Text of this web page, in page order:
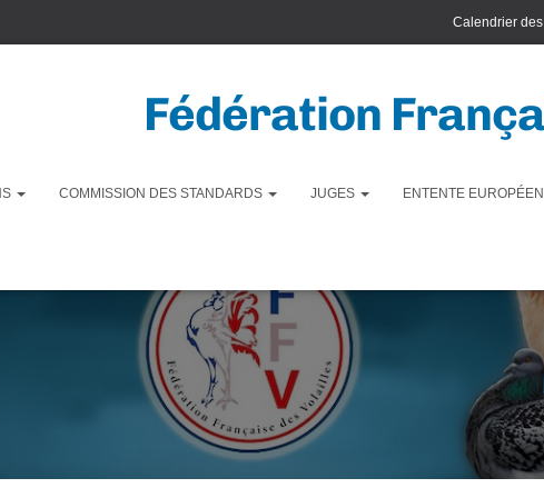
Calendrier
Fédération
COMMISSION DES STANDARDS JUGES ENTENTE